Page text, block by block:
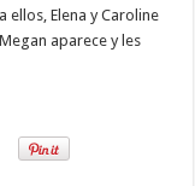
Elena y Caroline
aparece y les